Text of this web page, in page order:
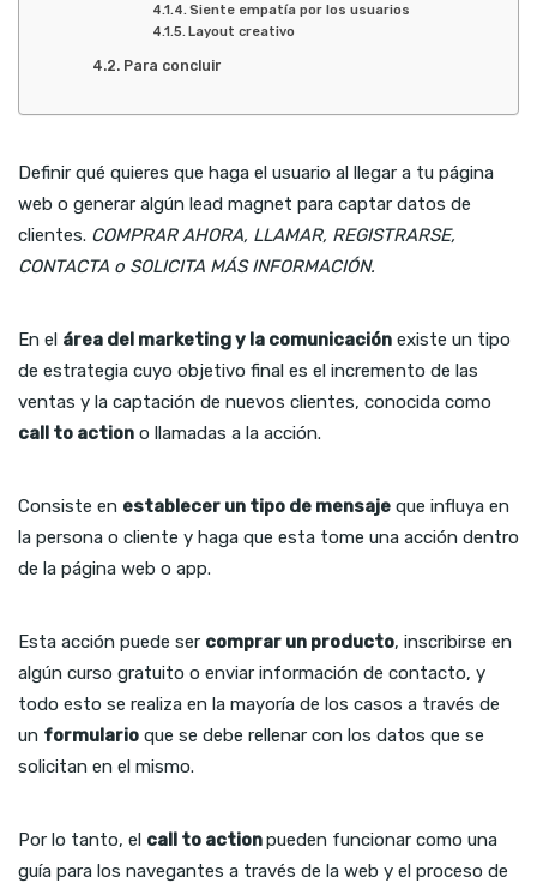
Siente empatía por los usuarios
Layout creativo
Para concluir
Definir qué quieres que haga el usuario al llegar a tu página
web o generar algún lead magnet para captar datos de
clientes. COMPRAR AHORA, LLAMAR, REGISTRARSE,
CONTACTA o SOLICITA MÁS INFORMACIÓN.
En el área del marketing y la comunicación existe un tipo
de estrategia cuyo objetivo final es el incremento de las
ventas y la captación de nuevos clientes, conocida como
call to action o llamadas a la acción.
Consiste en establecer un tipo de mensaje que influya en
la persona o cliente y haga que esta tome una acción dentro
de la página web o app.
Esta acción puede ser comprar un producto, inscribirse en
algún curso gratuito o enviar información de contacto, y
todo esto se realiza en la mayoría de los casos a través de
un formulario que se debe rellenar con los datos que se
solicitan en el mismo.
Por lo tanto, el call to actionpueden funcionar como una
guía para los navegantes a través de la web y el proceso de